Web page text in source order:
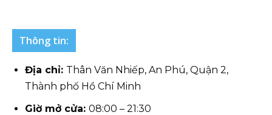
Thông tin:
Địa chỉ: Thân Văn Nhiếp, An Phú, Quận 2,
Thành phố Hồ Chí Minh
Giờ mở cửa: 08:00 – 21:30